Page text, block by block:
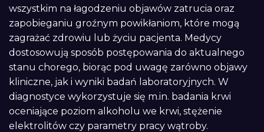
wszystkim na łagodzeniu objawów zatrucia oraz
zapobieganiu groźnym powikłaniom, które mogą
zagrażać zdrowiu lub życiu pacjenta. Medycy
dostosowują sposób postępowania do aktualnego
stanu chorego, biorąc pod uwagę zarówno objawy
kliniczne, jak i wyniki badań laboratoryjnych. W
diagnostyce wykorzystuje się m.in. badania krwi
oceniające poziom alkoholu we krwi, stężenie
elektrolitów czy parametry pracy wątroby.